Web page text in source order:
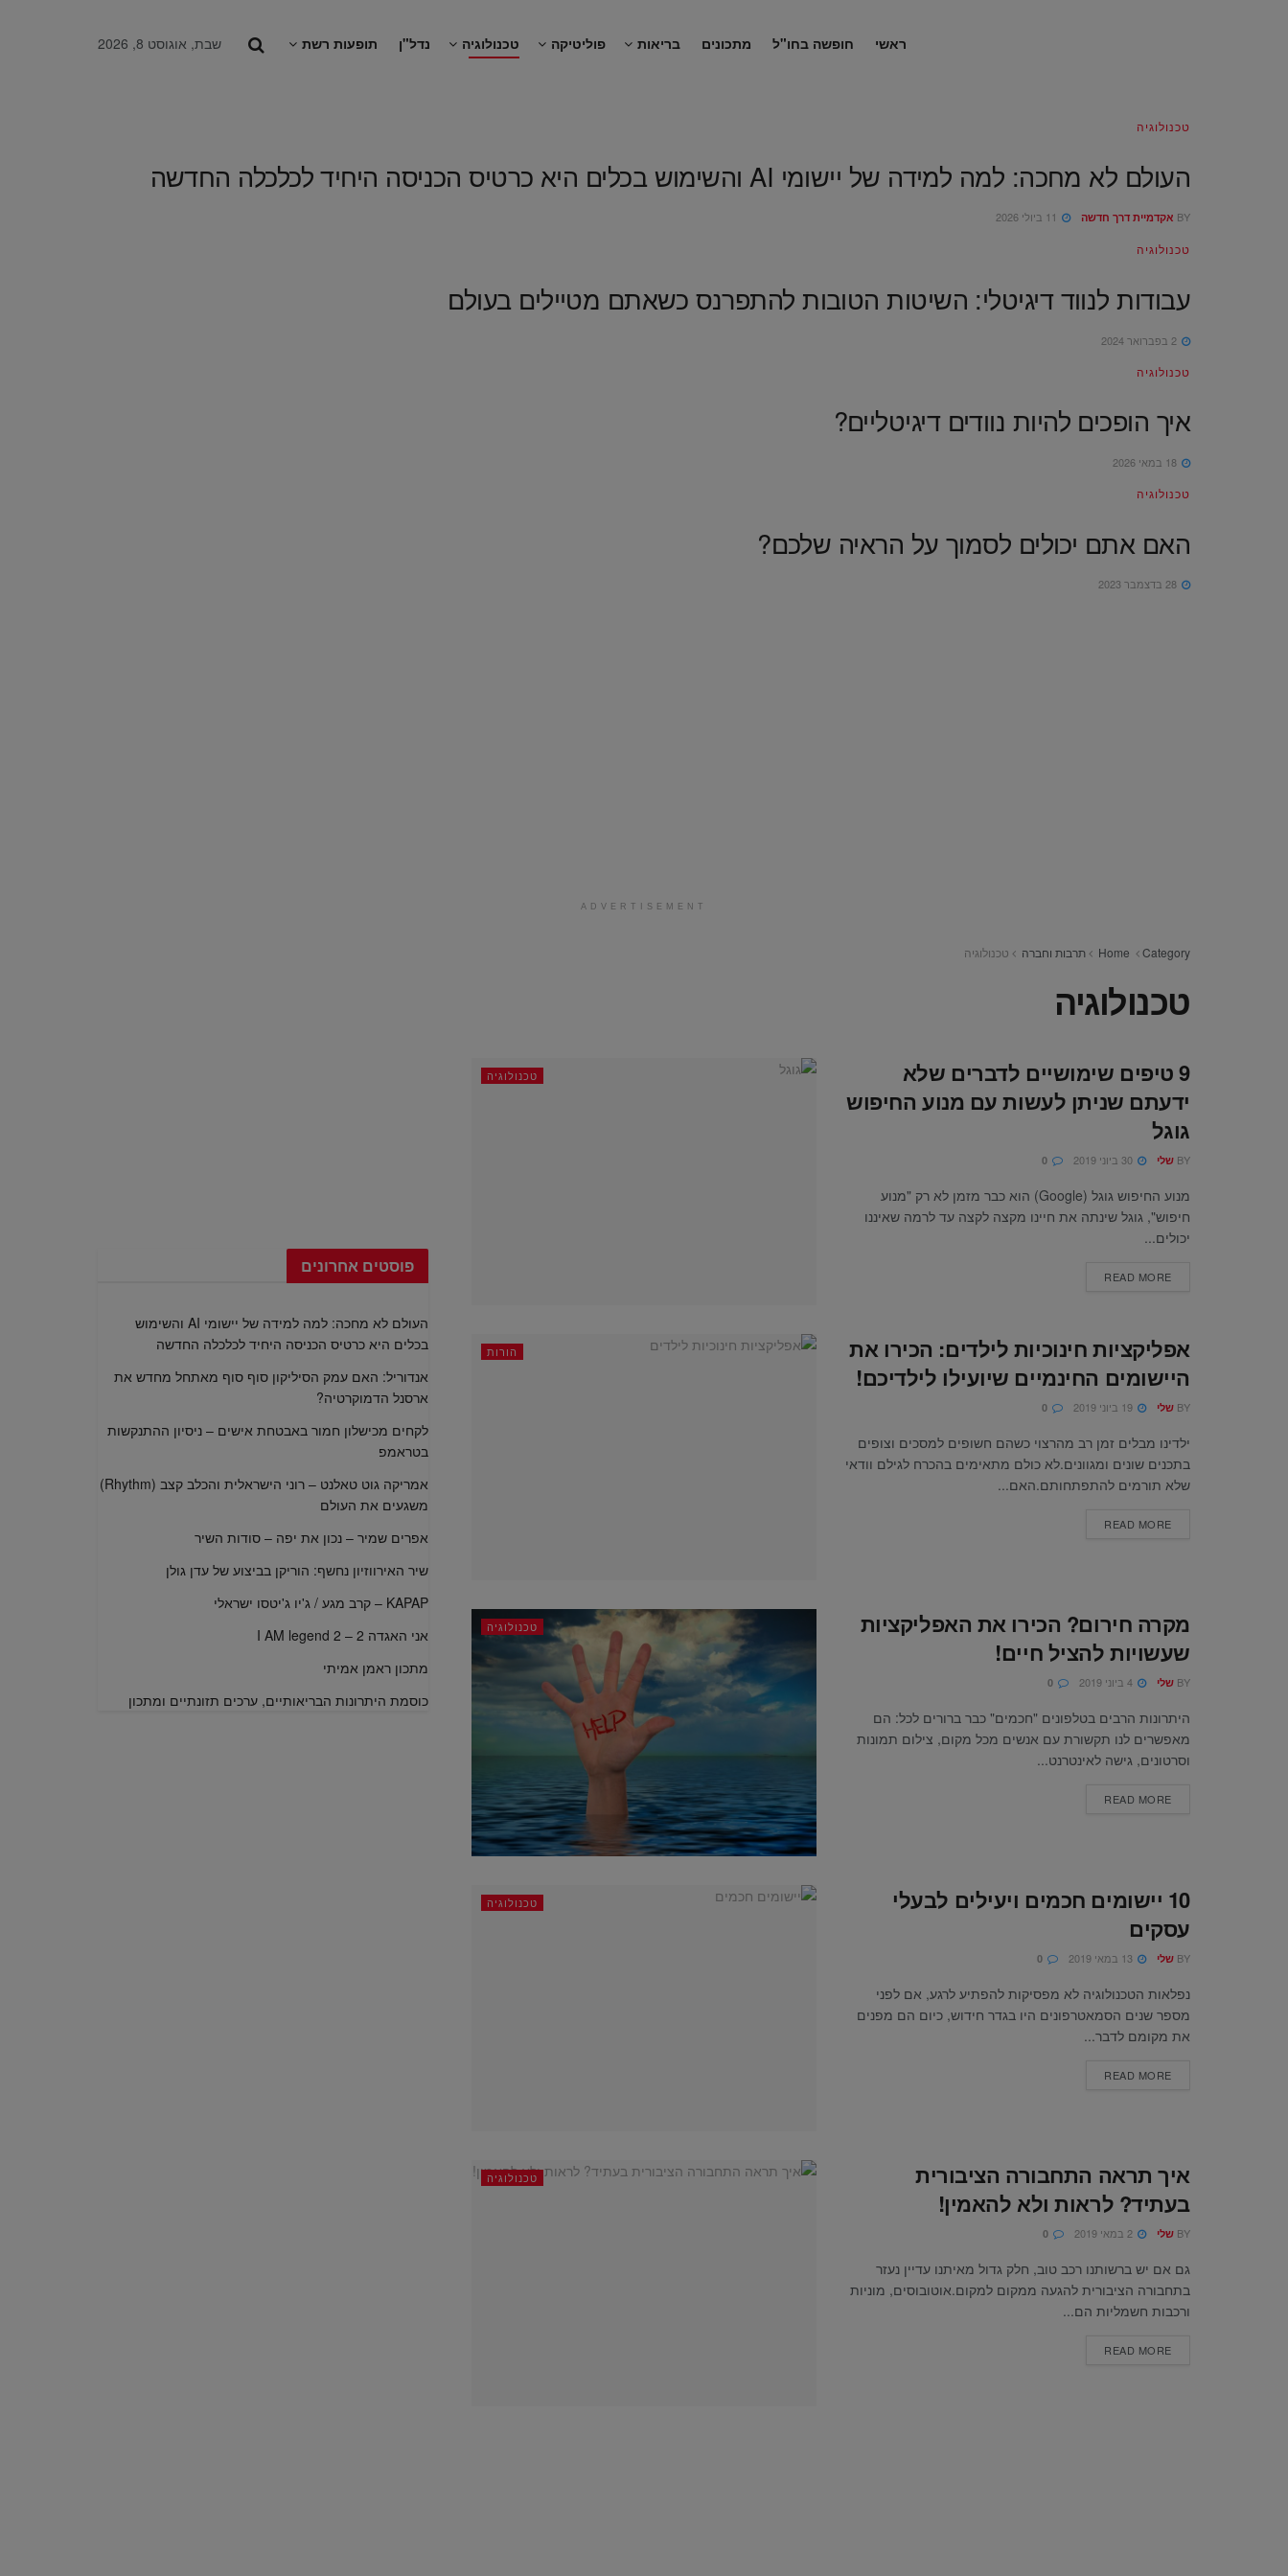
ראשי חופשה בחו"ל מתכונים בריאות פוליטיקה טכנולוגיה נדל"ן תופעות רשת שבת, אוגוסט 8, 2026
טכנולוגיה
העולם לא מחכה: למה למידה של יישומי AI והשימוש בכלים היא כרטיס הכניסה היחיד לכלכלה החדשה
BY אקדמיית דרך חדשה
טכנולוגיה
עבודות לנווד דיגיטלי: השיטות הטובות להתפרנס כשאתם מטיילים בעולם
טכנולוגיה
איך הופכים להיות נוודים דיגיטליים?
טכנולוגיה
האם אתם יכולים לסמוך על הראיה שלכם?
ADVERTISEMENT
Home Category תרבות וחברה טכנולוגיה
טכנולוגיה
טכנולוגיה
9 טיפים שימושיים לדברים שלא
ידעתם שניתן לעשות עם מנוע החיפוש
גוגל
BY שלי
מנוע החיפוש גוגל (Google) הוא כבר מזמן לא רק "מנוע
חיפוש", גוגל שינתה את חיינו מקצה לקצה עד לרמה שאיננו
יכולים...
READ MORE
הורות
אפליקציות חינוכיות לילדים: הכירו את
היישומים החינמיים שיועילו לילדיכם!
BY שלי
ילדינו מבלים זמן רב מהרצוי כשהם חשופים למסכים וצופים
בתכנים שונים ומגוונים.לא כולם מתאימים בהכרח לגילם וודאי
שלא תורמים להתפתחותם.האם...
READ MORE
טכנולוגיה
מקרה חירום? הכירו את האפליקציות
שעשויות להציל חיים!
BY שלי
היתרונות הרבים בטלפונים "חכמים" כבר ברורים לכל: הם
מאפשרים לנו תקשורת עם אנשים מכל מקום, צילום תמונות
וסרטונים, גישה לאינטרנט...
READ MORE
טכנולוגיה
10 יישומים חכמים ויעילים לבעלי
עסקים
BY שלי
נפלאות הטכנולוגיה לא מפסיקות להפתיע לרגע, אם לפני
מספר שנים הסמאטרפונים היו בגדר חידוש, כיום הם מפנים
את מקומם לדבר...
READ MORE
טכנולוגיה
איך תראה התחבורה הציבורית
בעתיד? לראות ולא להאמין!
BY שלי
גם אם יש ברשותנו רכב טוב, חלק גדול מאיתנו עדיין נעזר
בתחבורה הציבורית להגעה ממקום למקום.אוטובוסים, מוניות
ורכבות חשמליות הם...
READ MORE
פוסטים אחרונים
העולם לא מחכה: למה למידה של יישומי AI והשימוש
בכלים היא כרטיס הכניסה היחיד לכלכלה החדשה
אנדוריל: האם עמק הסיליקון סוף סוף מאתחל מחדש את
ארסנל הדמוקרטיה?
לקחים מכישלון חמור באבטחת אישים – ניסיון ההתנקשות
בטראמפ
אמריקה גוט טאלנט – רוני הישראלית והכלב קצב (Rhythm)
משגעים את העולם
אפרים שמיר – נכון את יפה – סודות השיר
שיר האירווזיון נחשף: הוריקן בביצוע של עדן גולן
KAPAP – קרב מגע / ג'יו ג'יטסו ישראלי
אני האגדה 2 – I AM legend 2
מתכון ראמן אמיתי
כוסמת היתרונות הבריאותיים, ערכים תזונתיים ומתכון